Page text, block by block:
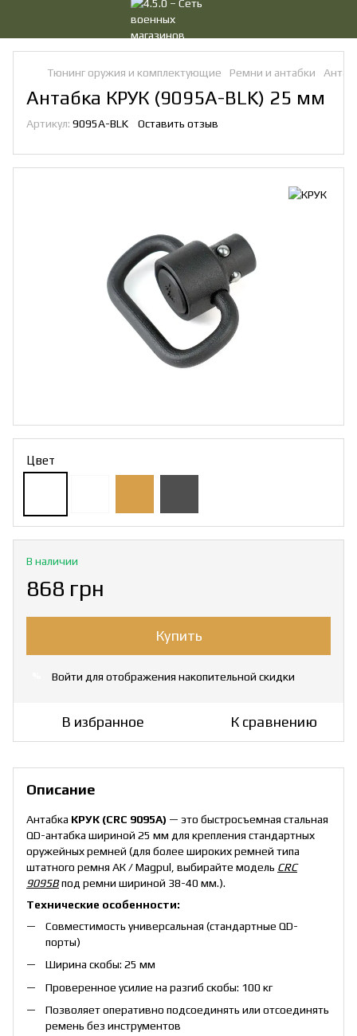
Тюнинг оружия и комплектующие Ремни и антабки
Антабка КРУК (9095А-BLK) 25 мм
Артикул: 9095А-BLK Оставить отзыв
Цвет
В наличии
868 грн
Купить
Войти для отображения накопительной скидки
В избранное К сравнению
Описание
Антабка КРУК (CRC 9095А) — это быстросъемная стальная
QD-антабка шириной 25 мм для крепления стандартных
оружейных ремней (для более широких ремней типа
штатного ремня АК / Magpul, выбирайте модель CRC
9095Bпод ремни шириной 38-40 мм.).
Технические особенности:
Совместимость универсальная (стандартные QD-
порты)
Ширина скобы: 25 мм
Проверенное усилие на разгиб скобы: 100 кг
Позволяет оперативно подсоединять или отсоединять
ремень без инструментов